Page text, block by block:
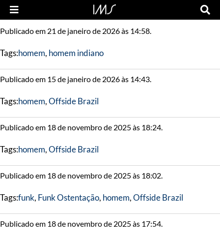
Publicado em 21 de janeiro de 2026 às 14:58.
Tags:homem, homem indiano
Publicado em 15 de janeiro de 2026 às 14:43.
Tags:homem,Offside Brazil
Publicado em 18 de novembro de 2025 às 18:24.
Tags:homem,Offside Brazil
Publicado em 18 de novembro de 2025 às 18:02.
Tags:funk, Funk Ostentação, homem,Offside Brazil
Publicado em 18 de novembro de 2025 às 17:54.